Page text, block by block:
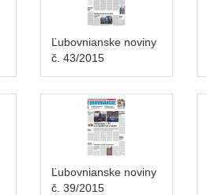
Ľubovnianske noviny
č. 43/2015
Ľubovnianske noviny
č. 39/2015